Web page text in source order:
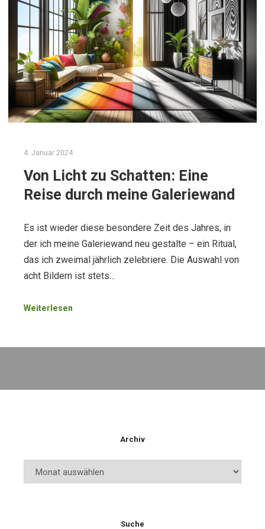
4. Januar 2024
Von Licht zu Schatten: Eine
Reise durch meine Galeriewand
Es ist wieder diese besondere Zeit des Jahres, in
der ich meine Galeriewand neu gestalte – ein Ritual,
das ich zweimal jährlich zelebriere. Die Auswahl von
acht Bildern ist stets…
Weiterlesen
Archiv
Archiv
Suche